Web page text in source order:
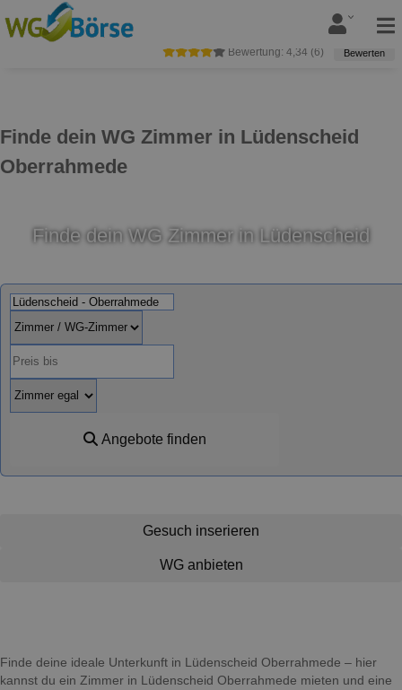
Finde dein WG Zimmer in Lüdenscheid
Oberrahmede
Bewertung: 4,34 (6) Bewerten
Finde dein WG Zimmer in Lüdenscheid
Angebote finden
Gesuch inserieren
WG anbieten
Finde deine ideale Unterkunft in Lüdenscheid Oberrahmede – hier
kannst du ein Zimmer in Lüdenscheid Oberrahmede mieten und eine